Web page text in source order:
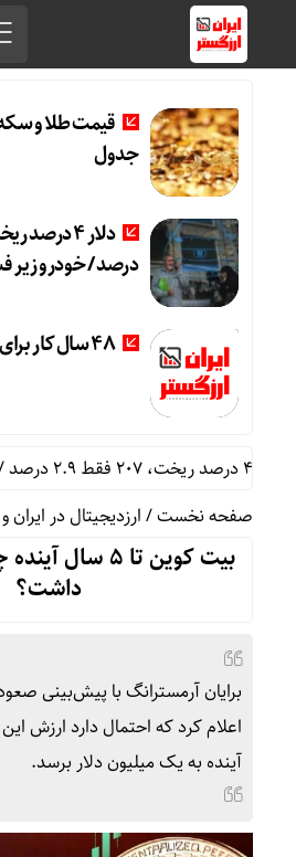
جدول
درصد / خودرو زیر
۴۸ سال کار برای خرید یک تویوتا کمری
صفحه نخست/ارزدیجیتال در ایران
بیت کوین تا ۵
داشت؟
برایان آرمسترانگ با پیش‌بینی
اعلام کرد که احتمال دارد ارزش
آینده به یک میلیون دلار برسد.